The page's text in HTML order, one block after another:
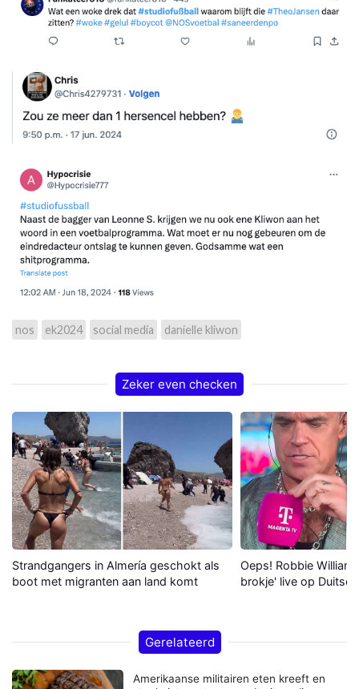
nos ek2024 social media danielle kliwon
Zeker even checken
Strandgangers in Almería geschokt als
boot met migranten aan land komt
Oeps! Robbie
brokje' live op Duitse
Gerelateerd
Amerikaanse militairen eten kreeft en